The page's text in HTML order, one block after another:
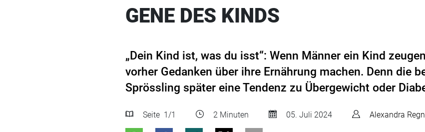
GENE DES KINDS
„Dein Kind ist, was du isst“: Wenn Männer ein Kind
vorher Gedanken über ihre Ernährung machen. Denn die
Sprössling später eine Tendenz zu Übergewicht oder
Seite 1/1 2 Minuten 05. Juli 2024 Alexandra